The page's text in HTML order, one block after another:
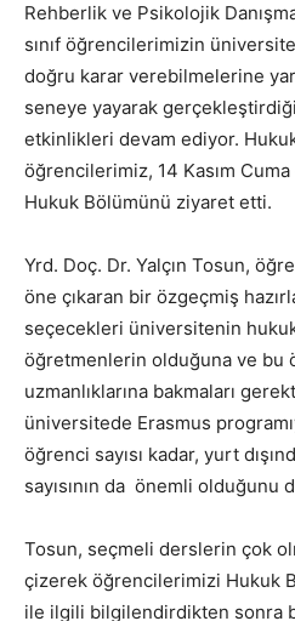
Rehberlik ve Psikolojik
sınıf öğrencilerimizin
doğru karar verebilmelerine
seneye yayarak
etkinlikleri devam ediyor.
öğrencilerimiz, 14 Kasım
Hukuk Bölümünü ziyaret etti.
Yrd. Doç. Dr. Yalçın Tosun,
öne çıkaran bir özgeçmiş
seçecekleri üniversitenin
öğretmenlerin olduğuna ve bu
uzmanlıklarına bakmaları
üniversitede Erasmus
öğrenci sayısı kadar, yurt
sayısının da önemli olduğunu
Tosun, seçmeli derslerin çok
çizerek öğrencilerimizi Hukuk
ile ilgili bilgilendirdikten sonra